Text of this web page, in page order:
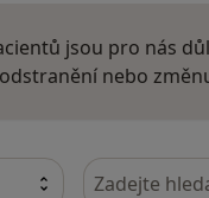
jsou pro nás
nebo
Hledejte v